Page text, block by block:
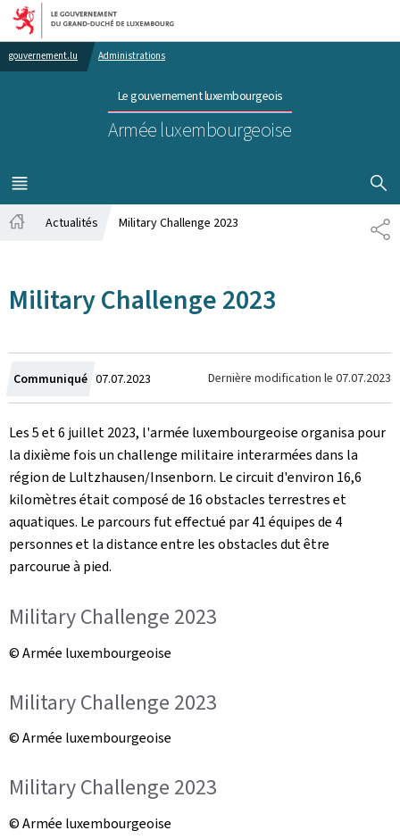
Aller au menu principal
Aller au contenu
gouvernement.lu Administrations
Le gouvernement luxembourgeois
Armée luxembourgeoise
MENU
PRINCIPAL
Actualités Military Challenge 2023
Military Challenge 2023
Communiqué Crée
le
07.07.2023 Dernière modification le 07.07.2023
Les 5 et 6 juillet 2023, l'armée luxembourgeoise organisa pour
la dixième fois un challenge militaire interarmées dans la
région de Lultzhausen/Insenborn. Le circuit d'environ 16,6
kilomètres était composé de 16 obstacles terrestres et
aquatiques. Le parcours fut effectué par 41 équipes de 4
personnes et la distance entre les obstacles dut être
parcourue à pied.
Military Challenge 2023
© Armée luxembourgeoise
Military Challenge 2023
© Armée luxembourgeoise
Military Challenge 2023
© Armée luxembourgeoise